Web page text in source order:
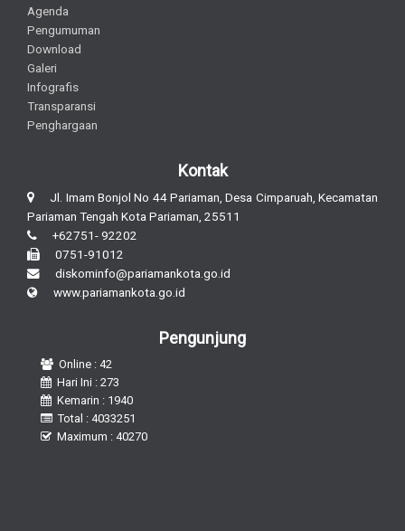
Agenda
Pengumuman
Download
Galeri
Infografis
Transparansi
Penghargaan
Kontak
Jl. Imam Bonjol No 44 Pariaman, Desa Cimparuah, Kecamatan
Pariaman Tengah Kota Pariaman, 25511
+62751- 92202
0751-91012
diskominfo@pariamankota.go.id
www.pariamankota.go.id
Pengunjung
Online : 42
Hari Ini : 273
Kemarin : 1940
Total : 4033251
Maximum : 40270